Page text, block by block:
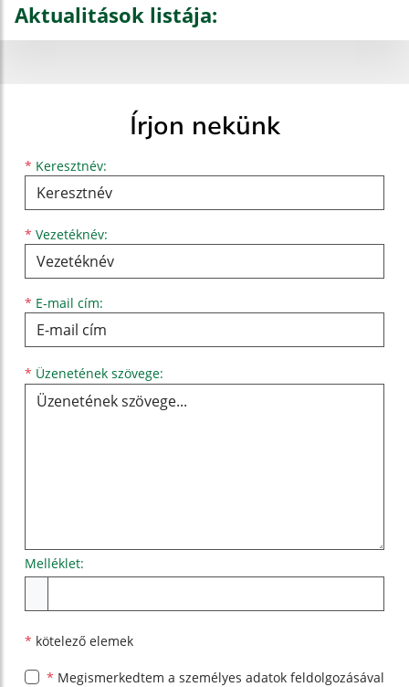
Aktualitások listája:
Írjon nekünk
* Keresztnév:
Keresztnév
* Vezetéknév:
Vezetéknév
* E-mail cím:
E-mail cím
* Üzenetének szövege:
Melléklet:
* kötelező elemek
* Megismerkedtem a személyes adatok feldolgozásával